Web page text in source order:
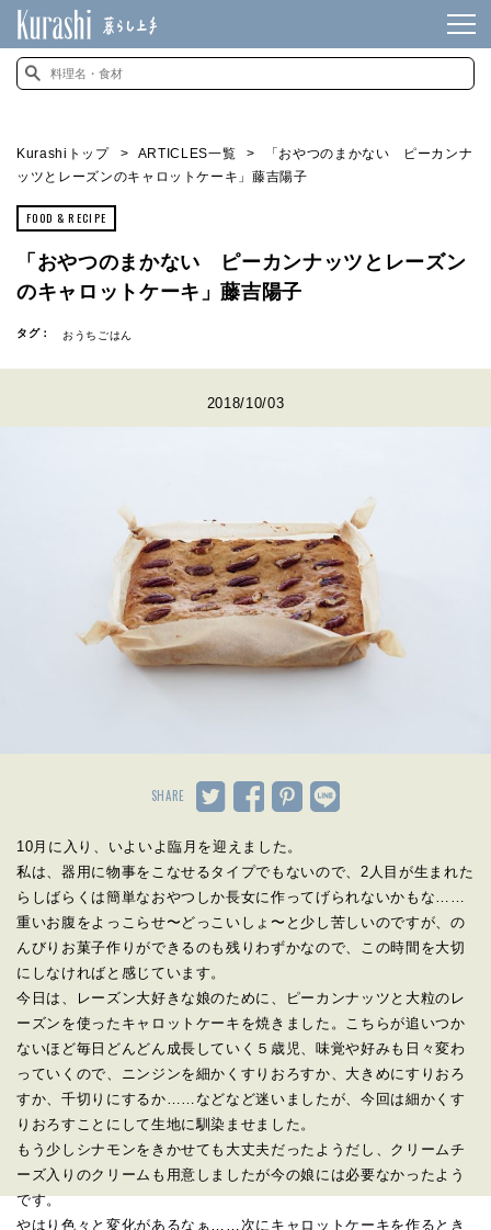
Kurashiトップ ARTICLES一覧
「おやつのまかない ピーカンナ
ッツとレーズンのキャロットケーキ」藤吉陽子
FOOD & RECIPE
「おやつのまかない ピーカンナッツとレーズン
のキャロットケーキ」藤吉陽子
タグ： おうちごはん
2018/10/03
SHARE
10月に入り、いよいよ臨月を迎えました。
私は、器用に物事をこなせるタイプでもないので、 2人目が生まれた
らしばらくは簡単なおやつしか長女に作ってげられないかもな……
重いお腹をよっこらせ〜どっこいしょ〜 と少し苦しいのですが、 の
んびりお菓子作りができるのも残りわずかなので、
この時間を大切
にしなければと感じています。
今日は、レーズン大好きな娘のために、
ピーカンナッツと大粒のレ
ーズンを使ったキャロットケーキを焼き ました。
こちらが追いつか
ないほど毎日どんどん成長していく５歳児、 味覚や好みも日々変わ
っていくので、
ニンジンを細かくすりおろすか、大きめにすりおろ
すか、 千切りにするか……などなど迷いましたが、 今回は細かくす
りおろすことにして生地に馴染ませました。
もう少しシナモンをきかせても大丈夫だったようだし、 クリームチ
ーズ入りのクリームも用意しましたが今の娘には必要なかったよう
です。
やはり色々と変化があるなぁ……次にキャロットケーキを作るとき